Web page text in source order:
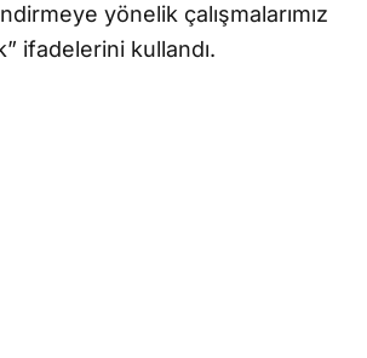
yönelik çalışmalarımız
ifadelerini kullandı.